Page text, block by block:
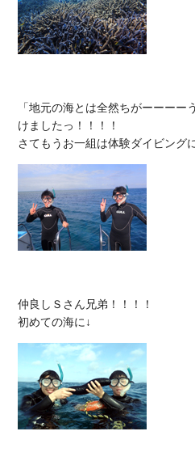
「地元の海とは全然ちがーーーー
けましたっ！！！！
仲良しＳさん兄弟！！！！